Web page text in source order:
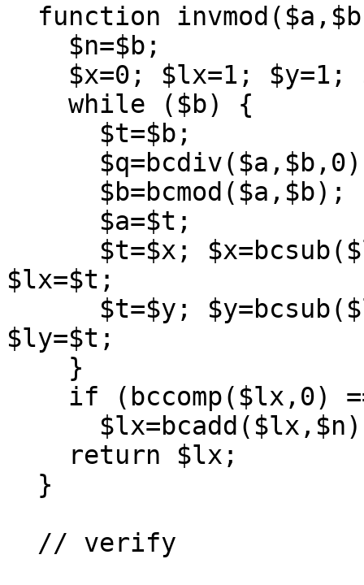
function
$n=$b;
$x=0; $lx=1; $y=1;
while ($b) {
$t=$b;
$b=bcmod($a,$b);
$a=$t;
$t=$x;
$lx=$t;
$t=$y;
$ly=$t;
}
if (bccomp($lx,0)
return $lx;
}
// verify